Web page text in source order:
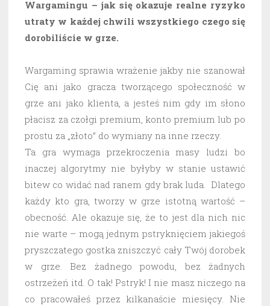
Wargamingu – jak się okazuje realne ryzyko
utraty w każdej chwili wszystkiego czego się
dorobiliście w grze.
Wargaming sprawia wrażenie jakby nie szanował
Cię ani jako gracza tworzącego społeczność w
grze ani jako klienta, a jesteś nim gdy im słono
płacisz za czołgi premium, konto premium lub po
prostu za „złoto” do wymiany na inne rzeczy.
Ta gra wymaga przekroczenia masy ludzi bo
inaczej algorytmy nie byłyby w stanie ustawić
bitew co widać nad ranem gdy brak luda. Dlatego
każdy kto gra, tworzy w grze istotną wartość –
obecność. Ale okazuje się, że to jest dla nich nic
nie warte – mogą jednym pstryknięciem jakiegoś
pryszczatego gostka zniszczyć cały Twój dorobek
w grze. Bez żadnego powodu, bez żadnych
ostrzeżeń itd. O tak! Pstryk! I nie masz niczego na
co pracowałeś przez kilkanaście miesięcy. Nie